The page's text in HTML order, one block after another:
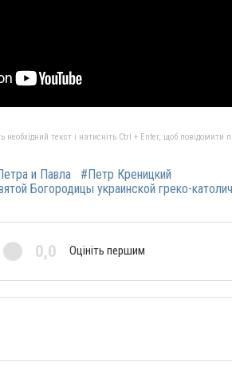
текст і натисніть Ctrl + Enter, щоб повідомити
и Павла
#Петр Креницкий
Богородицы украинской греко-
0,0 Оцініть першим